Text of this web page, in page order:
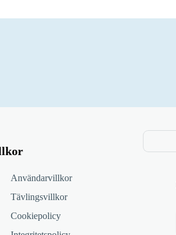
Användarvillkor
Tävlingsvillkor
Cookiepolicy